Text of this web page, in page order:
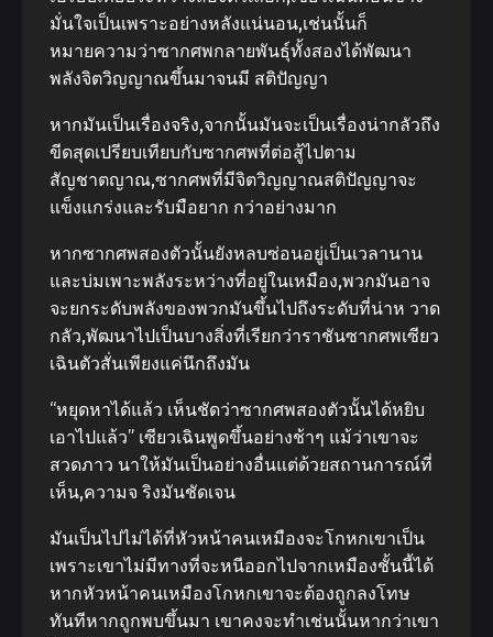
มั่นใจเป็นเพราะอย่างหลังแน่นอน,เช่นนั้นก็
หมายความว่าซากศพกลายพันธุ์ทั้งสองได้พัฒนา
พลังจิตวิญญาณขึ้นมาจนมี สติปัญญา
หากมันเป็นเรื่องจริง,จากนั้นมันจะเป็นเรื่องน่ากลัวถึง
ขีดสุดเปรียบเทียบกับซากศพที่ต่อสู้ไปตาม
สัญชาตญาณ,ซากศพที่มีจิตวิญญาณสติปัญญาจะ
แข็งแกร่งและรับมือยาก กว่าอย่างมาก
หากซากศพสองตัวนั้นยังหลบซ่อนอยู่เป็นเวลานาน
และบ่มเพาะพลังระหว่างที่อยู่ในเหมือง,พวกมันอาจ
จะยกระดับพลังของพวกมันขึ้นไปถึงระดับที่น่าห วาด
กลัว,พัฒนาไปเป็นบางสิ่งที่เรียกว่าราชันซากศพเซียว
เฉินตัวสั่นเพียงแค่นึกถึงมัน
“หยุดหาได้แล้ว เห็นชัดว่าซากศพสองตัวนั้นได้หยิบ
เอาไปแล้ว” เซียวเฉินพูดขึ้นอย่างช้าๆ แม้ว่าเขาจะ
สวดภาว นาให้มันเป็นอย่างอื่นแต่ด้วยสถานการณ์ที่
เห็น,ความจ ริงมันชัดเจน
มันเป็นไปไม่ได้ที่หัวหน้าคนเหมืองจะโกหกเขาเป็น
เพราะเขาไม่มีทางที่จะหนีออกไปจากเหมืองชั้นนี้ได้
หากหัวหน้าคนเหมืองโกหกเขาจะต้องถูกลงโทษ
ทันทีหากถูกพบขึ้นมา เขาคงจะทําเช่นนั้นหากว่าเขา